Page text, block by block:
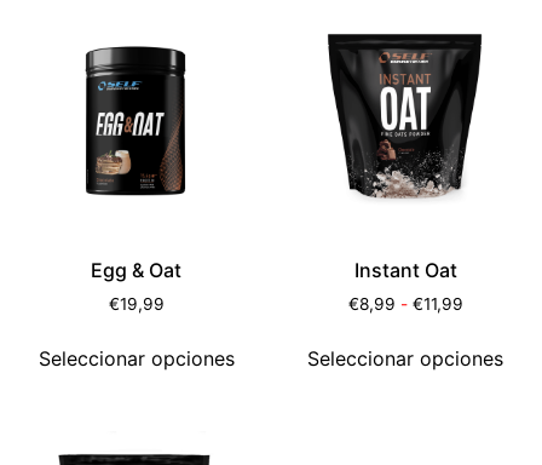
Egg & Oat
€19,99
Seleccionar opciones
Instant Oat
€8,99 - €11,99
Seleccionar opciones